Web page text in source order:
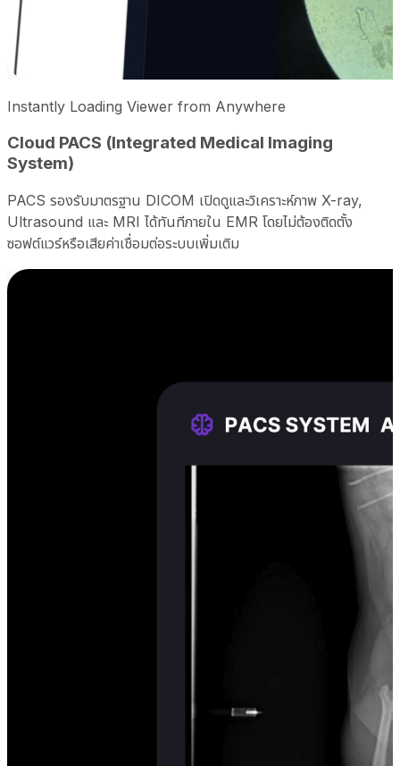
Instantly Loading Viewer from Anywhere
Cloud PACS (Integrated Medical Imaging
System)
PACS รองรับมาตรฐาน DICOM เปิดดูและวิเคราะห์ภาพ X-ray,
Ultrasound และ MRI ได้ทันทีภายใน EMR โดยไม่ต้องติดตั้ง
ซอฟต์แวร์หรือเสียค่าเชื่อมต่อระบบเพิ่มเติม